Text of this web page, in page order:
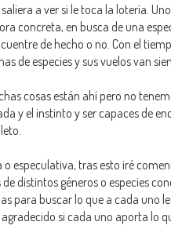
a ver si le toca la lotería.
concreta, en busca de una
de hecho o no. Con el
de especies y sus vuelos van
cosas están ahí pero no
y el instinto y ser capaces de
especulativa, tras esto iré
distintos géneros o especies
para buscar lo que a cada uno
si cada uno aporta